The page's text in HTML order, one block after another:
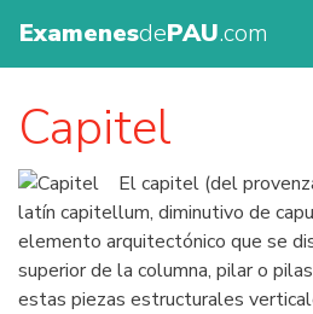
ExamenesdePAU.com
Capitel
El capitel (del
latín capitellum, diminutivo de
elemento arquitectónico que se
superior de la columna, pilar o
estas piezas estructurales